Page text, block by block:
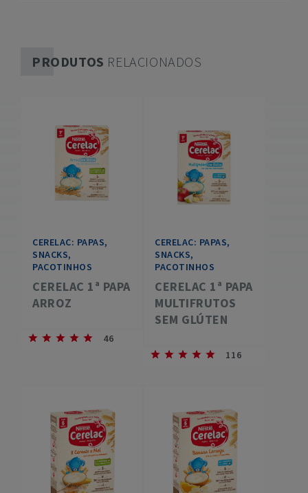
PRODUTOS RELACIONADOS
CERELAC: PAPAS,
SNACKS,
PACOTINHOS
CERELAC 1ª PAPA
ARROZ
46
CERELAC: PAPAS,
SNACKS,
PACOTINHOS
CERELAC 1ª PAPA
MULTIFRUTOS
SEM GLÚTEN
116